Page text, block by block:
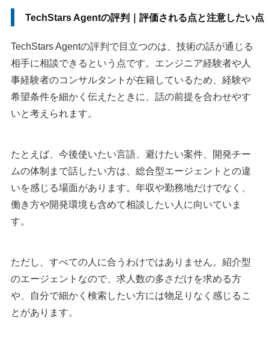
TechStars Agentの評判｜評価される点と注意したい点
TechStars Agentの評判で目立つのは、技術の話が通じる
相手に相談できるという点です。エンジニア経験者や人
事経験者のコンサルタントが在籍しているため、経験や
希望条件を細かく伝えたときに、話の前提を合わせやす
いと考えられます。
たとえば、今後使いたい言語、避けたい案件、開発チー
ムの体制まで話したい方は、総合型エージェントとの違
いを感じる場面があります。年収や勤務地だけでなく、
働き方や開発環境も含めて相談したい人に向いていま
す。
ただし、すべての人に合うわけではありません。紹介型
のエージェントなので、求人数の多さだけを求める方
や、自分で細かく検索したい方には物足りなく感じるこ
とがあります。